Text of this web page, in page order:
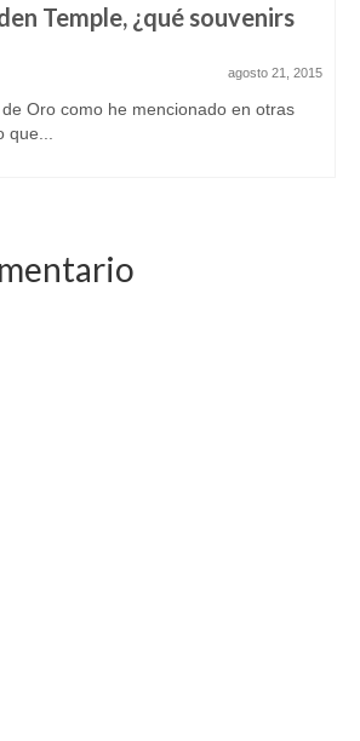
Temple, ¿qué souvenirs
agosto 21, 2015
Oro como he mencionado en otras